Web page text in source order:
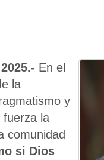
En el
la
y
fuerza la
comunidad
si Dios